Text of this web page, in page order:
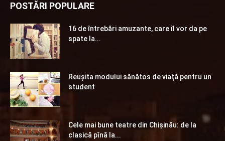
POSTĂRI POPULARE
16 de întrebări amuzante, care îl vor da pe
spate la...
Reuşita modului sănătos de viaţă pentru un
student
Cele mai bune teatre din Chişinău: de la
clasică pînă la...